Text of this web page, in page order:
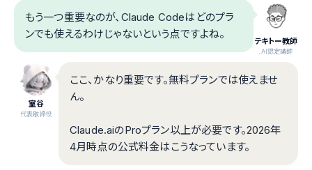
テキトー教師
.AI認定講師
もう一つ重要なのが、Claude Codeはどのプラ
ンでも使えるわけじゃないという点ですよね。
室谷
代表取締役
ここ、かなり重要です。無料プランでは使えませ
ん。
Claude.aiのProプラン以上が必要です。2026年
4月時点の公式料金はこうなっています。